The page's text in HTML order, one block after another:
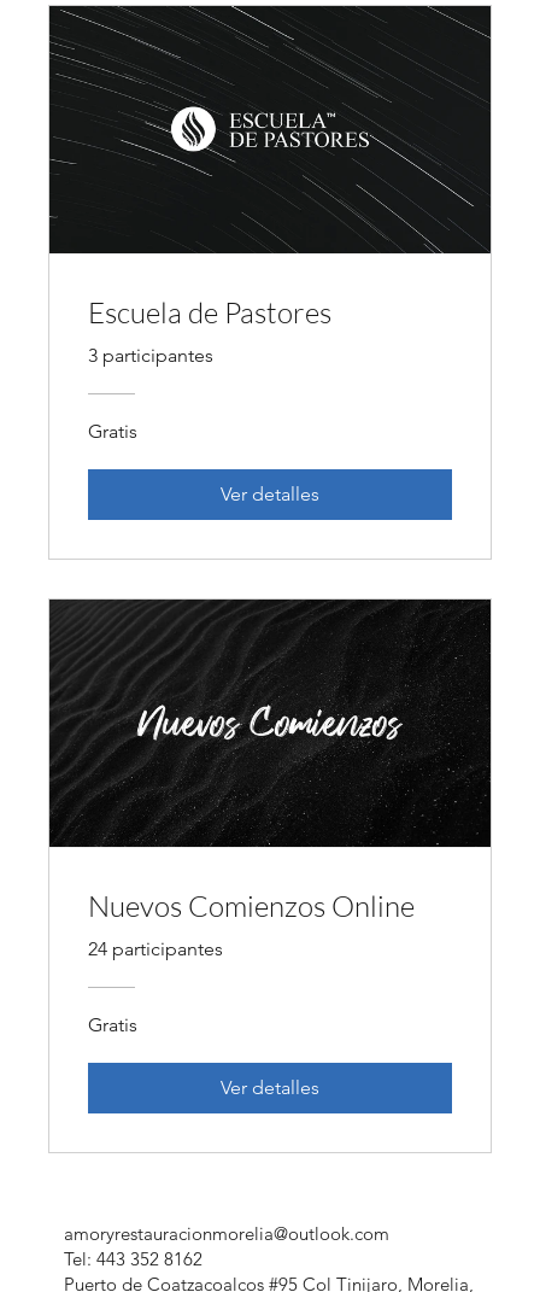
Escuela de Pastores
3 participantes
Gratis
Ver detalles
Nuevos Comienzos Online
24 participantes
Gratis
Ver detalles
amoryrestauracionmorelia@outlook.com
Tel: 443 352 8162
Puerto de Coatzacoalcos #95 Col Tinijaro, Morelia,